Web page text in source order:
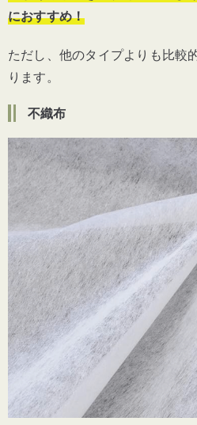
におすすめ！
ただし、他のタイプよりも比較
ります。
不織布